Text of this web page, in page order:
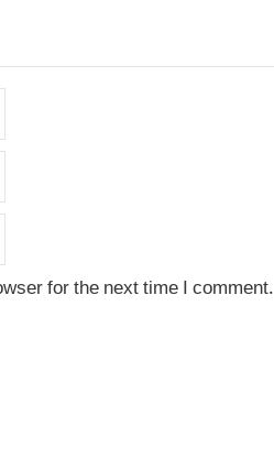
for the next time I comment.